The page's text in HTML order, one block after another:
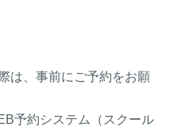
は、事前にご予約をお願
予約システム（スクール